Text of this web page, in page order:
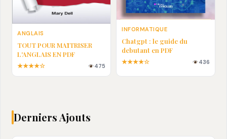
ANGLAIS
TOUT POUR MAȊTRISER
L'ANGLAIS EN PDF
★★★★☆ 475
INFORMATIQUE
Chatgpt : le guide du
debutant en PDF
★★★★☆ 436
Derniers Ajouts